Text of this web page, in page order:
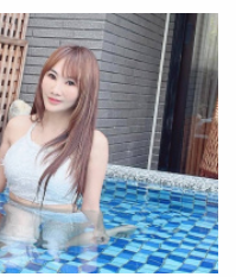
吉祥物「OPEN將」。
線條都不相同，讓原PO
網友，希望有神人協助
紛直呼「真的有難
生好難當」、「最後一
的有難度」。另外也有
由左至右的正解分別
啦A夢、史迪奇、龍